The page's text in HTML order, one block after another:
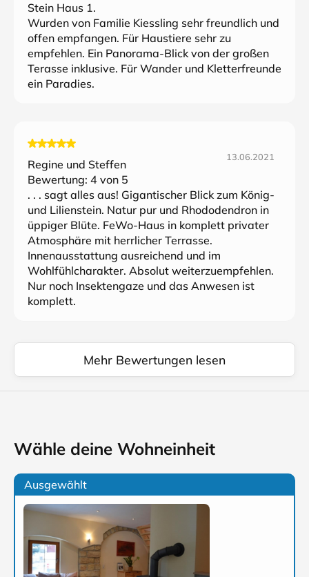
Stein Haus 1.
Wurden von Familie Kiessling sehr freundlich und
offen empfangen. Für Haustiere sehr zu
empfehlen. Ein Panorama-Blick von der großen
Terasse inklusive. Für Wander und Kletterfreunde
ein Paradies.
Regine und Steffen
13.06.2021
Bewertung: 4 von 5
. . . sagt alles aus! Gigantischer Blick zum König-
und Lilienstein. Natur pur und Rhododendron in
üppiger Blüte. FeWo-Haus in komplett privater
Atmosphäre mit herrlicher Terrasse.
Innenausstattung ausreichend und im
Wohlfühlcharakter. Absolut weiterzuempfehlen.
Nur noch Insektengaze und das Anwesen ist
komplett.
Mehr Bewertungen lesen
Wähle deine Wohneinheit
Ausgewählt